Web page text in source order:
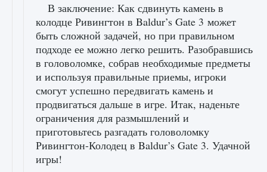
В заключение: Как сдвинуть камень в
колодце Ривингтон в Baldur’s Gate 3 может
быть сложной задачей, но при правильном
подходе ее можно легко решить. Разобравшись
в головоломке, собрав необходимые предметы
и используя правильные приемы, игроки
смогут успешно передвигать камень и
продвигаться дальше в игре. Итак, наденьте
ограничения для размышлений и
приготовьтесь разгадать головоломку
Ривингтон-Колодец в Baldur’s Gate 3. Удачной
игры!